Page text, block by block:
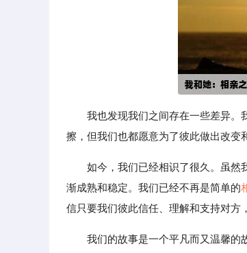
我也发现我们之间存在一些差异。
擦，但我们也都愿意为了彼此做出改变
如今，我们已经相识了很久。虽然
渐成熟和稳定。我们已经不再是简单的
信只要我们彼此信任、理解和支持对方
我们的故事是一个平凡而又温馨的